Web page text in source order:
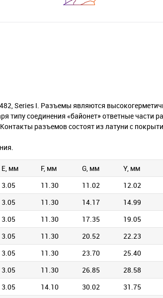
Series I. Разъемы являются
соединения «байонет» ответные части
разъемов состоят из латуни с
E, мм F, мм G, мм Y, мм
3.05 11.30 11.02 12.02
3.05 11.30 14.17 14.99
3.05 11.30 17.35 19.05
3.05 11.30 20.52 22.23
3.05 11.30 23.70 25.40
3.05 11.30 26.85 28.58
3.05 14.10 30.02 31.75